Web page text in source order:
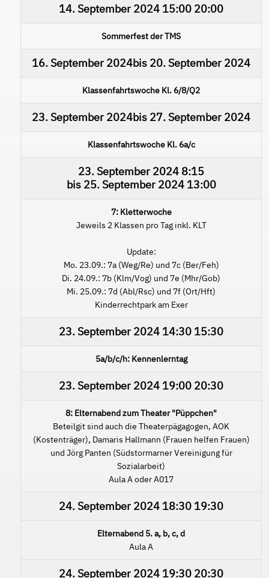
14. September 2024 15:00 20:00
Sommerfest der TMS
16. September 2024bis 20. September 2024
Klassenfahrtswoche Kl. 6/8/Q2
23. September 2024bis 27. September 2024
Klassenfahrtswoche Kl. 6a/c
23. September 2024 8:15
bis 25. September 202413:00
7: Kletterwoche
Jeweils 2 Klassen pro Tag inkl. KLT
Update:
Mo. 23.09.: 7a (Weg/Re) und 7c (Ber/Feh)
Di. 24.09.: 7b (Klm/Vog) und 7e (Mhr/Gob)
Mi. 25.09.: 7d (Abl/Rsc) und 7f (Ort/Hft)
Kinderrechtpark am Exer
23. September 2024 14:30 15:30
5a/b/c/h: Kennenlerntag
23. September 2024 19:00 20:30
8: Elternabend zum Theater "Püppchen"
Beteilgit sind auch die Theaterpägagogen, AOK
(Kostenträger), Damaris Hallmann (Frauen helfen Frauen)
und Jörg Panten (Südstormarner Vereinigung für
Sozialarbeit)
Aula A oder A017
24. September 2024 18:30 19:30
Elternabend 5. a, b, c, d
Aula A
24. September 2024 19:30 20:30